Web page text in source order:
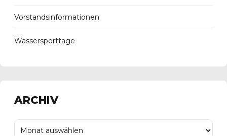
Vorstandsinformationen
Wassersporttage
ARCHIV